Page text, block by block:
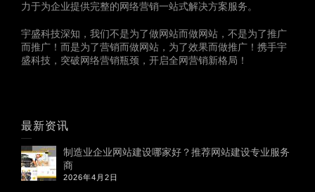
力于为企业提供完整的网络营销一站式解决方案服务。
宇盛科技深知，我们不是为了做网站而做网站，不是为了推广
而推广！而是为了营销而做网站，为了效果而做推广！携手宇
盛科技，突破网络营销瓶颈，开启全网营销新格局！
最新资讯
制造业企业网站建设哪家好？推荐网站建设专业服务
商
2026年4月2日